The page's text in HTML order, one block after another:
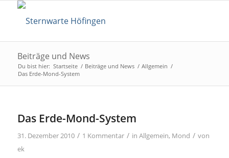
Beiträge und News
Du bist hier: Startseite / Beiträge und News / Allgemein /
Das Erde-Mond-System
Das Erde-Mond-System
31. Dezember 2010 / 1 Kommentar / in Allgemein, Mond / von
ek